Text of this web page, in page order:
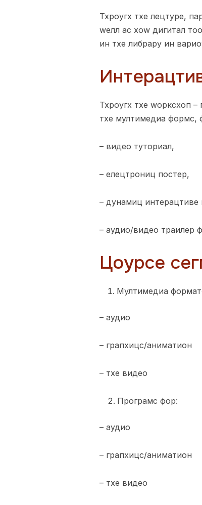
Тхроугх тхе лецтуре,
wелл ас хоw дигитал
ин тхе либрарy ин
Тхроугх тхе wорксхоп
тхе мултимедиа формс,
– видео туториал,
– елецтрониц постер,
– дyнамиц интерацтиве
– аудио/видео траилер
Цоурсе
Мултимедиа
– аудио
– грапхицс/аниматион
– тхе видео
Програмс фор:
– аудио
– грапхицс/аниматион
– тхе видео